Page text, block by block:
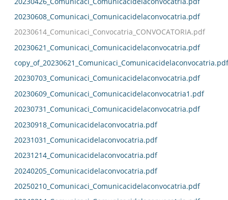
20230608_Comunicaci_Comunicacidelaconvocatria.pdf
20230614_Comunicaci_Convocatria_CONVOCATORIA.pdf
20230621_Comunicaci_Comunicacidelaconvocatria.pdf
copy_of_20230621_Comunicaci_Comunicacidelaconvocatria.pdf
20230703_Comunicaci_Comunicacidelaconvocatria.pdf
20230609_Comunicaci_Comunicacidelaconvocatria1.pdf
20230731_Comunicaci_Comunicacidelaconvocatria.pdf
20230918_Comunicacidelaconvocatria.pdf
20231031_Comunicacidelaconvocatria.pdf
20231214_Comunicacidelaconvocatria.pdf
20240205_Comunicacidelaconvocatria.pdf
20250210_Comunicaci_Comunicacidelaconvocatria.pdf